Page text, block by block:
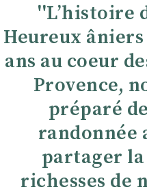
''Lʼhistoire
Heureux
ans au coeur
Provence,
préparé
randonnée
partager
richesses